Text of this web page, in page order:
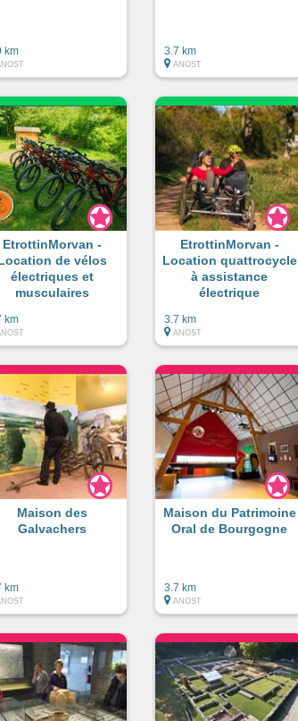
km 3.7 km
ANOST
EtrottinMorvan -
de vélos
électriques et
musculaires
km
EtrottinMorvan -
Location quattrocycle
à assistance
électrique
3.7 km
ANOST
Maison des
Galvachers
km
Maison du Patrimoine
Oral de Bourgogne
3.7 km
ANOST